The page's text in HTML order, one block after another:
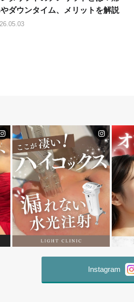
ダウンタイム、メリットを解説
Instagram